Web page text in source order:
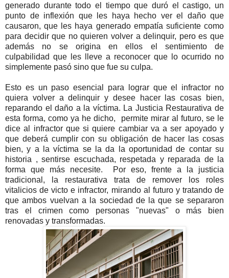
generado durante todo el tiempo que duró el castigo, un
punto de inflexión que les haya hecho ver el daño que
causaron, que les haya generado empatía suficiente como
para decidir que no quieren volver a delinquir, pero es que
además no se origina en ellos el sentimiento de
culpabilidad que les lleve a reconocer que lo ocurrido no
simplemente pasó sino que fue su culpa.
Esto es un paso esencial para lograr que el infractor no
quiera volver a delinquir y desee hacer las cosas bien,
reparando el daño a la víctima. La Justicia Restaurativa de
esta forma, como ya he dicho, permite mirar al futuro, se le
dice al infractor que si quiere cambiar va a ser apoyado y
que deberá cumplir con su obligación de hacer las cosas
bien, y a la víctima se la da la oportunidad de contar su
historia , sentirse escuchada, respetada y reparada de la
forma que más necesite. Por eso, frente a la justicia
tradicional, la restaurativa trata de remover los roles
vitalicios de victo e infractor, mirando al futuro y tratando de
que ambos vuelvan a la sociedad de la que se separaron
tras el crimen como personas "nuevas" o más bien
renovadas y transformadas.